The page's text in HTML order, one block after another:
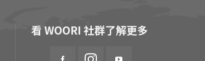
看 WOORI 社群了解更多